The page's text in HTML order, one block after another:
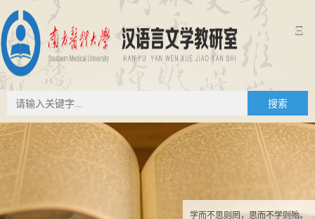
Ξ
搜索
学而不思则罔，思而不学则殆。